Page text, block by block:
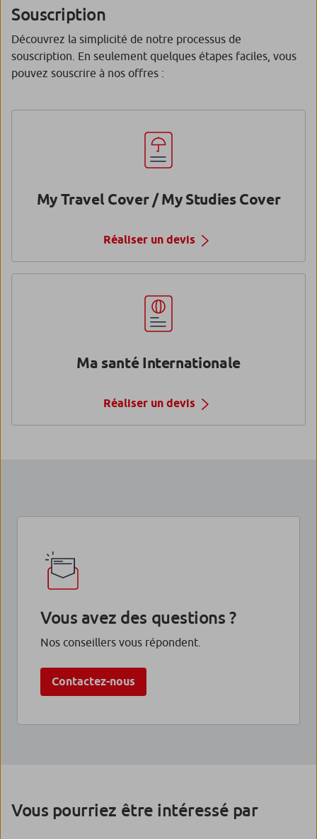
Souscription
Découvrez la simplicité de notre processus de
souscription. En seulement quelques étapes faciles, vous
pouvez souscrire à nos offres :
My Travel Cover / My Studies Cover
Réaliser un devis
Ma santé Internationale
Réaliser un devis
Vous avez des questions ?
Nos conseillers vous répondent.
Contactez-nous
Vous pourriez être intéressé par